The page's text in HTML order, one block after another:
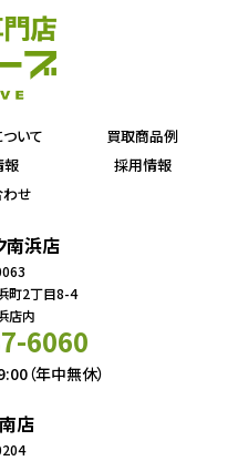
いて
買取商品例
報
採用情報
せ
南浜店
町2丁目8-4
店内
6060
（年中無休）
店